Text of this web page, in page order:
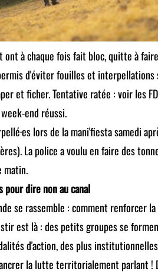
ont à chaque fois fait bloc, quitte à
d'éviter fouilles et interpellations
et ficher. Tentative ratée : voir les
end réussi.
lors de la mani'fiesta samedi
La police a voulu en faire des
matin.
pour dire non au canal
se rassemble : comment renforcer
est là : des petits groupes se
d'action, des plus
la lutte territorialement parlant !